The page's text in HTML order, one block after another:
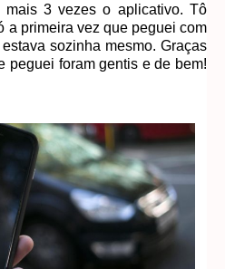
3 vezes o aplicativo. Tô
a primeira vez que peguei com
sozinha mesmo. Graças
peguei foram gentis e de bem!